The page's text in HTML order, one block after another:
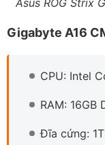
Gigabyte A16
CPU: Intel
RAM: 16GB
Đĩa cứng: